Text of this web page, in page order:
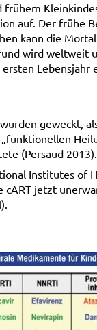
auf. Der frühe
kann die
wird weltweit
Lebensjahr
geweckt,
(Persaud 2013).
Institutes of
jetzt